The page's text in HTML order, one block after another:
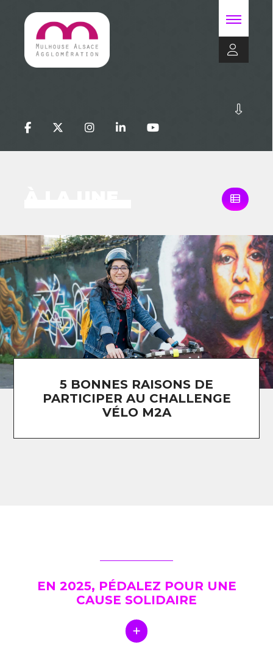
5 BONNES RAISONS DE
PARTICIPER AU CHALLENGE
VÉLO M2A
EN 2025, PÉDALEZ POUR UNE
CAUSE SOLIDAIRE